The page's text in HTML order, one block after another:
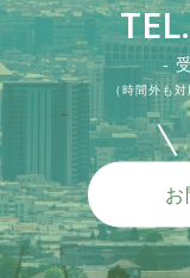
プリエール・
所在地 :
長野
2DK
駐車場広々♪ゴミステ
ョン。ホームセンター
生...
VIEW MORE
ソフィアB 101
所在地 :
長野
3LDK
駅・スーパー・コンビ
ボックスやEV充電器
VIEW MORE
所在地 :
舗装済みの立地良
場、貸しコンテナ置
-
（時間外も